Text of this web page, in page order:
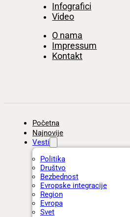
Infografici
Video
O nama
Impressum
Kontakt
Početna
Najnovije
Vesti
Politika
Društvo
Bezbednost
Evropske integracije
Region
Evropa
Svet